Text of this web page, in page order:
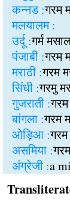
कन्नड :गरम
मलयालम :
उर्दू :गर्म
पंजाबी :गरम
मराठी :गरम
सिंधी :गरमु
गुजराती :
बांगला :गरम
ओड़िआ :
असमिया :
अंग्रेजी :a